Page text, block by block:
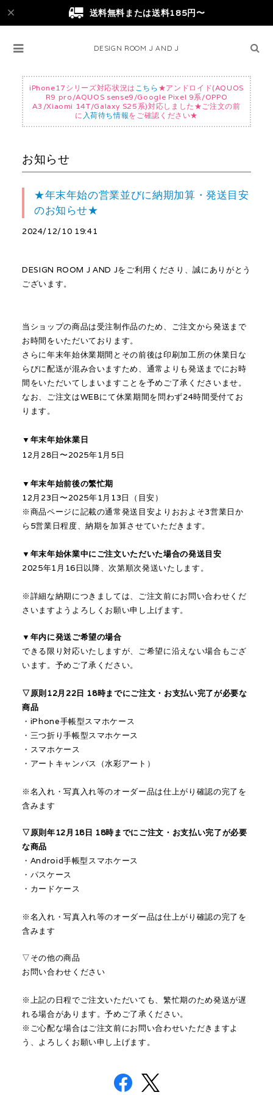
送料無料または送料185円〜
DESIGN ROOM J AND J
iPhone17シリーズ対応状況は こちら ★アンドロイド(AQUOS
R9 pro/AQUOS sense9/Google Pixel 9系/OPPO
A3/Xiaomi 14T/Galaxy S25系)対応しました★ご注文の前
に 入荷待ち情報をご確認ください★
お知らせ
★年末年始の営業並びに納期加算・発送目安
のお知らせ★
2024/12/10 19:41
DESIGN ROOM J AND Jをご利用くださり、誠にありがとう
ございます。
当ショップの商品は受注制作品のため、ご注文から発送まで
お時間をいただいております。
さらに年末年始休業期間とその前後は印刷加工所の休業日な
らびに配送が混み合いますため、通常よりも発送までにお時
間をいただいてしまいますことを予めご了承くださいませ。
なお、ご注文はWEBにて休業期間を問わず24時間受付てお
ります。
▼ 年末年始休業日
12月28日〜2025年1月5日
▼ 年末年始前後の繁忙期
12月23日〜2025年1月13日（目安）
※商品ページに記載の通常発送目安よりおおよそ3営業日か
ら5営業日程度、納期を加算させていただきます。
▼ 年末年始休業中にご注文いただいた場合の発送目安
2025年1月16日以降、次第順次発送いたします。
※詳細な納期につきましては、ご注文前にお問い合わせくだ
さいますようよろしくお願い申し上げます。
▼年内に発送ご希望の場合
できる限り対応いたしますが、ご希望に沿えない場合もござ
います。予めご了承ください。
▽原則12月22日 18時までにご注文・お支払い完了が必要な
商品
・iPhone手帳型スマホケース
・ 三つ折り手帳型スマホケース
・スマホケース
・アートキャンバス（水彩アート）
※名入れ・写真入れ等のオーダー品は仕上がり確認の完了を
含みます
▽原則 年12月18日 18時までにご注文・お支払い完了が必要
な商品
・Android手帳型スマホケース
・パスケース
・カードケース
※名入れ・写真入れ等のオーダー品は仕上がり確認の完了を
含みます
▽その他の商品
お問い合わせください
※上記の日程でご注文いただいても、繁忙期のため発送が遅
れる場合があります。予めご了承ください。
※ ご心配な場合はご注文前にお問い合わせいただきますよ
う、 よろしくお願い申し上げます。